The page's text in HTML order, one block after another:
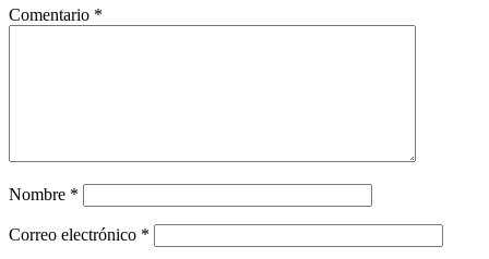
Comentario *
Nombre *
Correo electrónico *